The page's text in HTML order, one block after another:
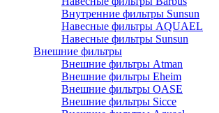
Внутренние фильтры Sunsun
Навесные фильтры AQUAEL
Навесные фильтры Sunsun
Внешние фильтры
Внешние фильтры Atman
Внешние фильтры Eheim
Внешние фильтры OASE
Внешние фильтры Sicce